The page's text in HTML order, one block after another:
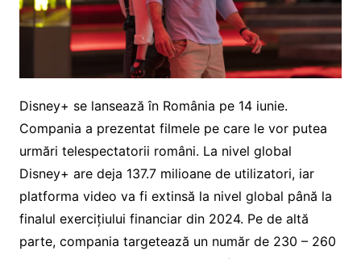
Disney+ se lansează în România pe 14 iunie.
Compania a prezentat filmele pe care le vor putea
urmări telespectatorii români. La nivel global
Disney+ are deja 137.7 milioane de utilizatori, iar
platforma video va fi extinsă la nivel global până la
finalul exercițiului financiar din 2024. Pe de altă
parte, compania targetează un număr de 230 – 260